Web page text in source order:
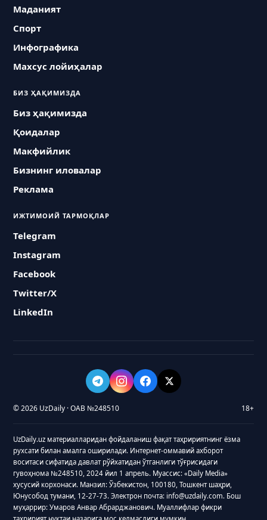
Маданият
Спорт
Инфографика
Махсус лойиҳалар
БИЗ ҲАҚИМИЗДА
Биз ҳақимизда
Қоидалар
Макфийлик
Бизнинг иловалар
Реклама
ИЖТИМОИЙ ТАРМОҚЛАР
Telegram
Instagram
Facebook
Twitter/X
LinkedIn
© 2026 UzDaily · ОАВ №248510 18+
UzDaily.uz материалларидан фойдаланиш фақат таҳририятнинг ёзма
рухсати билан амалга оширилади. Интернет-оммавий ахборот
воситаси сифатида давлат рўйхатидан ўтганлиги тўғрисидаги
гувоҳнома №248510, 2024 йил 1 апрель. Муассис: «Daily Media»
хусусий корхонаси. Манзил: Ўзбекистон, 100180, Тошкент шаҳри,
Юнусобод тумани, 12-27-73. Электрон почта: info@uzdaily.com. Бош
муҳаррир: Умаров Анвар Абрарджанович. Муаллифлар фикри